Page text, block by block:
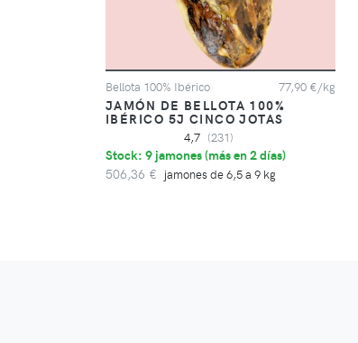
Bellota 100% Ibérico 77,90 €/kg
JAMÓN DE BELLOTA 100%
IBÉRICO 5J CINCO JOTAS
4,7 (231)
Stock: 9 jamones (más en 2 días)
506,36 € jamones de 6,5 a 9 kg